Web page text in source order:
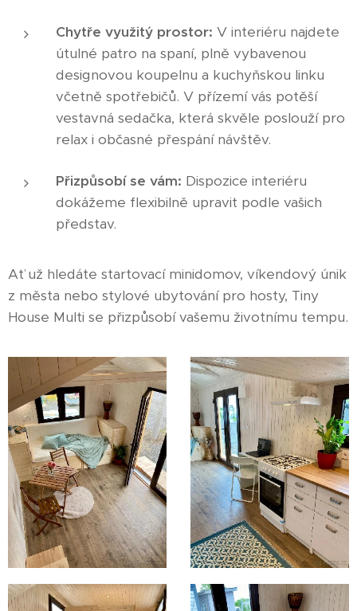
Chytře využitý prostor: V interiéru najdete
útulné patro na spaní, plně vybavenou
designovou koupelnu a kuchyňskou linku
včetně spotřebičů. V přízemí vás potěší
vestavná sedačka, která skvěle poslouží pro
relax i občasné přespání návštěv.
Přizpůsobí se vám: Dispozice interiéru
dokážeme flexibilně upravit podle vašich
představ.
Ať už hledáte startovací minidomov, víkendový únik
z města nebo stylové ubytování pro hosty, Tiny
House Multi se přizpůsobí vašemu životnímu tempu.